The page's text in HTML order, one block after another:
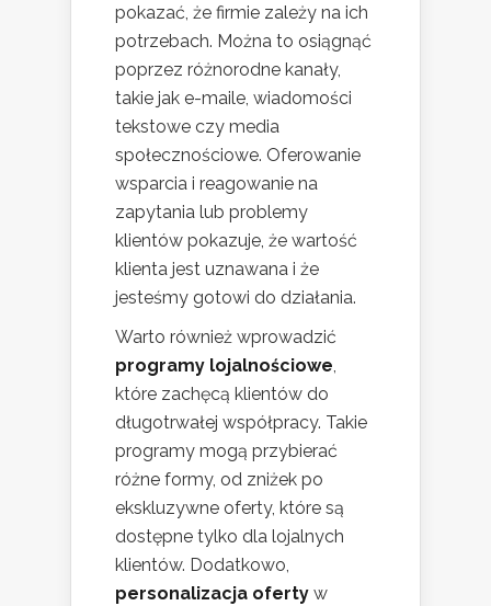
pokazać, że firmie zależy na ich
potrzebach. Można to osiągnąć
poprzez różnorodne kanały,
takie jak e-maile, wiadomości
tekstowe czy media
społecznościowe. Oferowanie
wsparcia i reagowanie na
zapytania lub problemy
klientów pokazuje, że wartość
klienta jest uznawana i że
jesteśmy gotowi do działania.
Warto również wprowadzić
programy lojalnościowe,
które zachęcą klientów do
długotrwałej współpracy. Takie
programy mogą przybierać
różne formy, od zniżek po
ekskluzywne oferty, które są
dostępne tylko dla lojalnych
klientów. Dodatkowo,
personalizacja oferty w